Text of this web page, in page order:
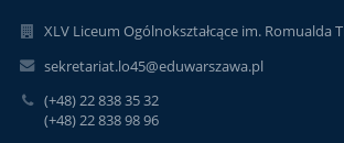
XLV Liceum Ogólnokształcące im. Romualda
sekretariat.lo45@eduwarszawa.pl
(+48) 22 838 35 32
(+48) 22 838 98 96